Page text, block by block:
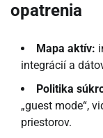
opatrenia
Mapa aktív:
integrácií a
Politika
„guest mode“,
priestorov.